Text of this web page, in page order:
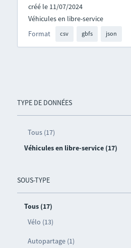
TYPE DE DONNÉES
Tous (17)
Véhicules en libre-service (17)
SOUS-TYPE
Tous (17)
Vélo (13)
Autopartage (1)
créé le 11/07/2024
Format csv gbfs json
Véhicules en libre-service